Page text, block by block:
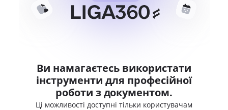
Ви намагаєтесь використати
інструменти для професійної
роботи з документом.
Ці можливості доступні тільки користувачам